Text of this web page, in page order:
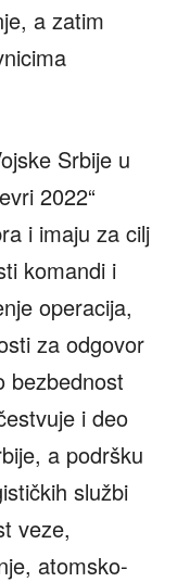
a zatim
Srbije u
2022“
i imaju za cilj
komandi i
operacija,
za odgovor
bezbednost
i deo
a podršku
službi
veze,
atomsko-